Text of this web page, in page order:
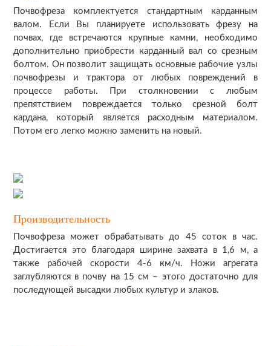
Почвофреза комплектуется стандартным карданным
валом. Если Вы планируете использовать фрезу на
почвах, где встречаются крупные камни, необходимо
дополнительно приобрести карданный вал со срезным
болтом. Он позволит защищать основные рабочие узлы
почвофрезы и трактора от любых повреждений в
процессе работы. При столкновении с любым
препятствием повреждается только срезной болт
кардана, который является расходным материалом.
Потом его легко можно заменить на новый.
Производительность
Почвофреза может обрабатывать до 45 соток в час.
Достигается это благодаря ширине захвата в 1,6 м, а
также рабочей скорости 4-6 км/ч. Ножи агрегата
заглубляются в почву на 15 см – этого достаточно для
последующей высадки любых культур и злаков.